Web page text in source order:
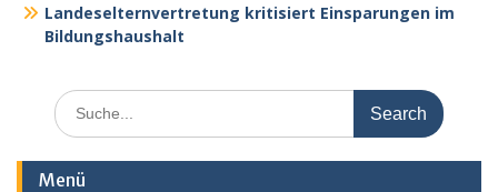
Landeselternvertretung kritisiert Einsparungen im
Bildungshaushalt
Search
for:
Menü